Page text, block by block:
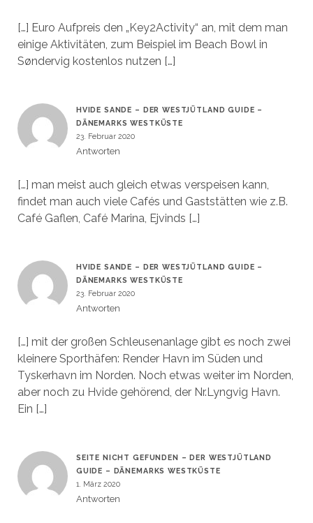
[…] Euro Aufpreis den „Key2Activity“ an, mit dem man
einige Aktivitäten, zum Beispiel im Beach Bowl in
Søndervig kostenlos nutzen […]
HVIDE SANDE – DER WESTJÜTLAND GUIDE –
DÄNEMARKS WESTKÜSTE
23. Februar 2020
Antworten
[…] man meist auch gleich etwas verspeisen kann,
findet man auch viele Cafés und Gaststätten wie z.B.
Café Gaflen, Café Marina, Ejvinds […]
HVIDE SANDE – DER WESTJÜTLAND GUIDE –
DÄNEMARKS WESTKÜSTE
23. Februar 2020
Antworten
[…] mit der großen Schleusenanlage gibt es noch zwei
kleinere Sporthäfen: Render Havn im Süden und
Tyskerhavn im Norden. Noch etwas weiter im Norden,
aber noch zu Hvide gehörend, der Nr.Lyngvig Havn.
Ein […]
SEITE NICHT GEFUNDEN – DER WESTJÜTLAND
GUIDE – DÄNEMARKS WESTKÜSTE
1. März 2020
Antworten